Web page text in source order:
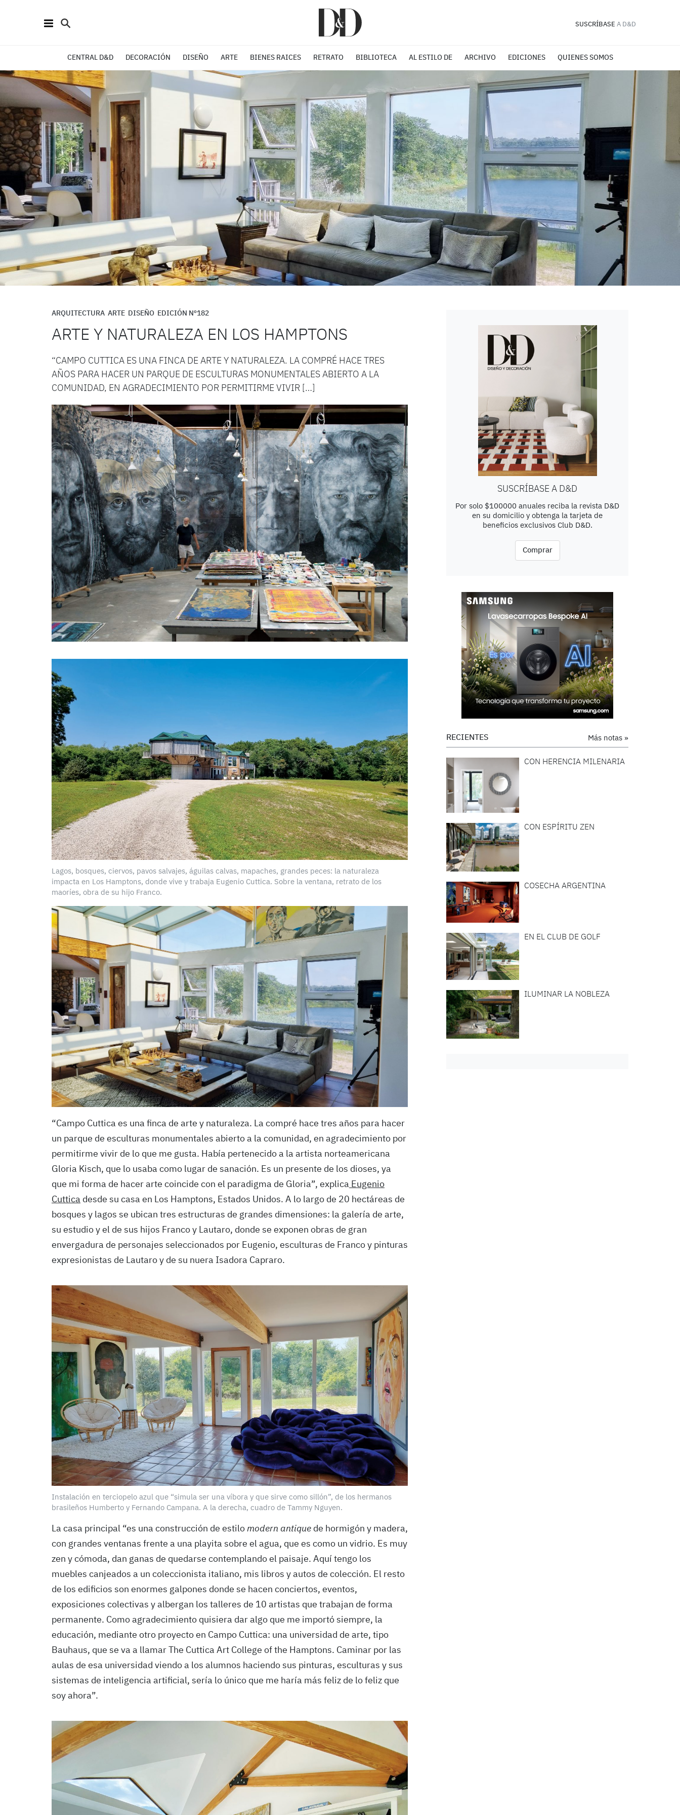
SUSCRÍBASE A D&D
CENTRAL D&D DECORACIÓN DISEÑO ARTE BIENES RAICES RETRATO BIBLIOTECA AL ESTILO DE ARCHIVO EDICIONES QUIENES SOMOS
ARQUITECTURA ARTE DISEÑO EDICIÓN Nº182
ARTE Y NATURALEZA EN LOS HAMPTONS
“CAMPO CUTTICA ES UNA FINCA DE ARTE Y NATURALEZA. LA COMPRÉ HACE TRES
AÑOS PARA HACER UN PARQUE DE ESCULTURAS MONUMENTALES ABIERTO A LA
COMUNIDAD, EN AGRADECIMIENTO POR PERMITIRME VIVIR […]
Lagos, bosques, ciervos, pavos salvajes, águilas calvas, mapaches, grandes peces: la naturaleza
impacta en Los Hamptons, donde vive y trabaja Eugenio Cuttica. Sobre la ventana, retrato de los
maoríes, obra de su hijo Franco.
“Campo Cuttica es una finca de arte y naturaleza. La compré hace tres años para hacer
un parque de esculturas monumentales abierto a la comunidad, en agradecimiento por
permitirme vivir de lo que me gusta. Había pertenecido a la artista norteamericana
Gloria Kisch, que lo usaba como lugar de sanación. Es un presente de los dioses, ya
que mi forma de hacer arte coincide con el paradigma de Gloria”, explica Eugenio
Cuttica desde su casa en Los Hamptons, Estados Unidos. A lo largo de 20 hectáreas de
bosques y lagos se ubican tres estructuras de grandes dimensiones: la galería de arte,
su estudio y el de sus hijos Franco y Lautaro, donde se exponen obras de gran
envergadura de personajes seleccionados por Eugenio, esculturas de Franco y pinturas
expresionistas de Lautaro y de su nuera Isadora Capraro.
Instalación en terciopelo azul que “simula ser una víbora y que sirve como sillón”, de los hermanos
brasileños Humberto y Fernando Campana. A la derecha, cuadro de Tammy Nguyen.
La casa principal “es una construcción de estilo modern antique de hormigón y madera,
con grandes ventanas frente a una playita sobre el agua, que es como un vidrio. Es muy
zen y cómoda, dan ganas de quedarse contemplando el paisaje. Aquí tengo los
muebles canjeados a un coleccionista italiano, mis libros y autos de colección. El resto
de los edificios son enormes galpones donde se hacen conciertos, eventos,
exposiciones colectivas y albergan los talleres de 10 artistas que trabajan de forma
permanente. Como agradecimiento quisiera dar algo que me importó siempre, la
educación, mediante otro proyecto en Campo Cuttica: una universidad de arte, tipo
Bauhaus, que se va a llamar The Cuttica Art College of the Hamptons. Caminar por las
aulas de esa universidad viendo a los alumnos haciendo sus pinturas, esculturas y sus
sistemas de inteligencia artificial, sería lo único que me haría más feliz de lo feliz que
soy ahora”.
SUSCRÍBASE A D&D
Por solo $100000 anuales reciba la revista D&D
en su domicilio y obtenga la tarjeta de
beneficios exclusivos Club D&D.
Comprar
Más notas »
RECIENTES
CON HERENCIA MILENARIA
CON ESPÍRITU ZEN
COSECHA ARGENTINA
EN EL CLUB DE GOLF
ILUMINAR LA NOBLEZA